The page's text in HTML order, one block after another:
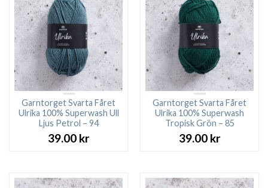
Garntorget Svarta Fåret
Ulrika 100% Superwash Ull
Ljus Petrol – 94
39.00 kr
Garntorget Svarta Fåret
Ulrika 100% Superwash
Tropisk Grön – 85
39.00 kr